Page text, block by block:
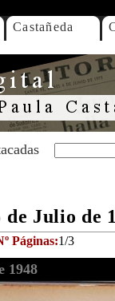
Castañeda
de Julio de
Páginas:1/3
1948